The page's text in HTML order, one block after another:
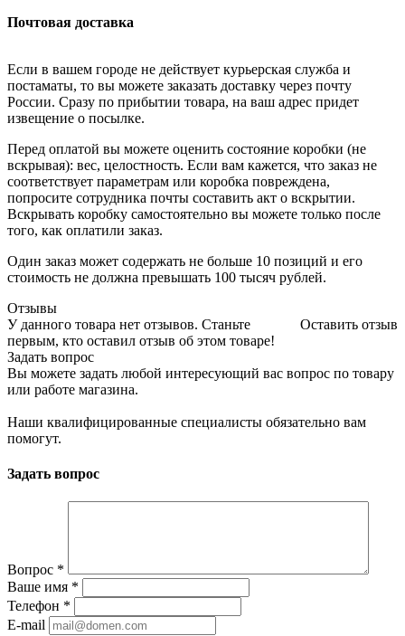
Почтовая доставка
Если в вашем городе не действует курьерская служба и
постаматы, то вы можете заказать доставку через почту
России. Сразу по прибытии товара, на ваш адрес придет
извещение о посылке.
Перед оплатой вы можете оценить состояние коробки (не
вскрывая): вес, целостность. Если вам кажется, что заказ не
соответствует параметрам или коробка повреждена,
попросите сотрудника почты составить акт о вскрытии.
Вскрывать коробку самостоятельно вы можете только после
того, как оплатили заказ.
Один заказ может содержать не больше 10 позиций и его
стоимость не должна превышать 100 тысяч рублей.
Отзывы
Оставить отзыв
У данного товара нет отзывов. Станьте
первым, кто оставил отзыв об этом товаре!
Задать вопрос
Вы можете задать любой интересующий вас вопрос по товару
или работе магазина.
Наши квалифицированные специалисты обязательно вам
помогут.
Задать вопрос
Вопрос *
Ваше имя *
Телефон *
E-mail